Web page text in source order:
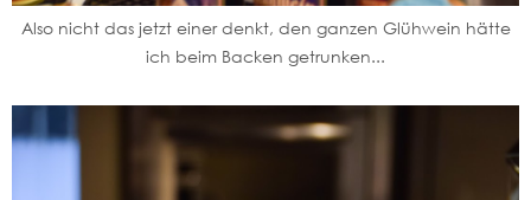
Also nicht das jetzt einer denkt, den ganzen Glühwein hätte
ich beim Backen getrunken...